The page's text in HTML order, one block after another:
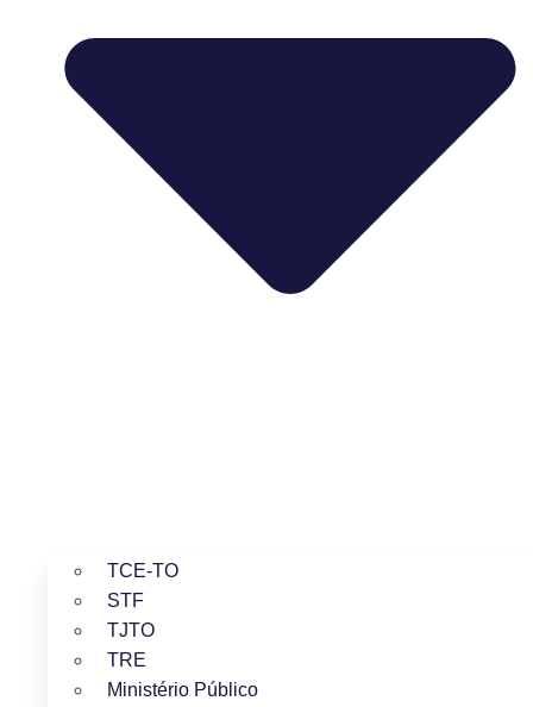
TCE-TO
STF
TJTO
TRE
Ministério Público